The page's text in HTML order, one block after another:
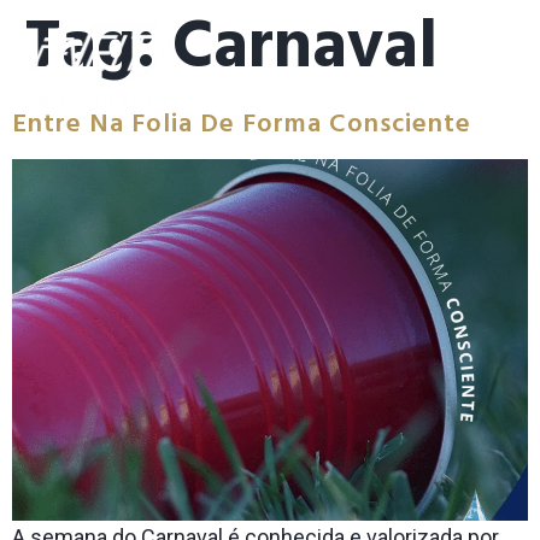
Tag: Carnaval
Entre Na Folia De Forma Consciente